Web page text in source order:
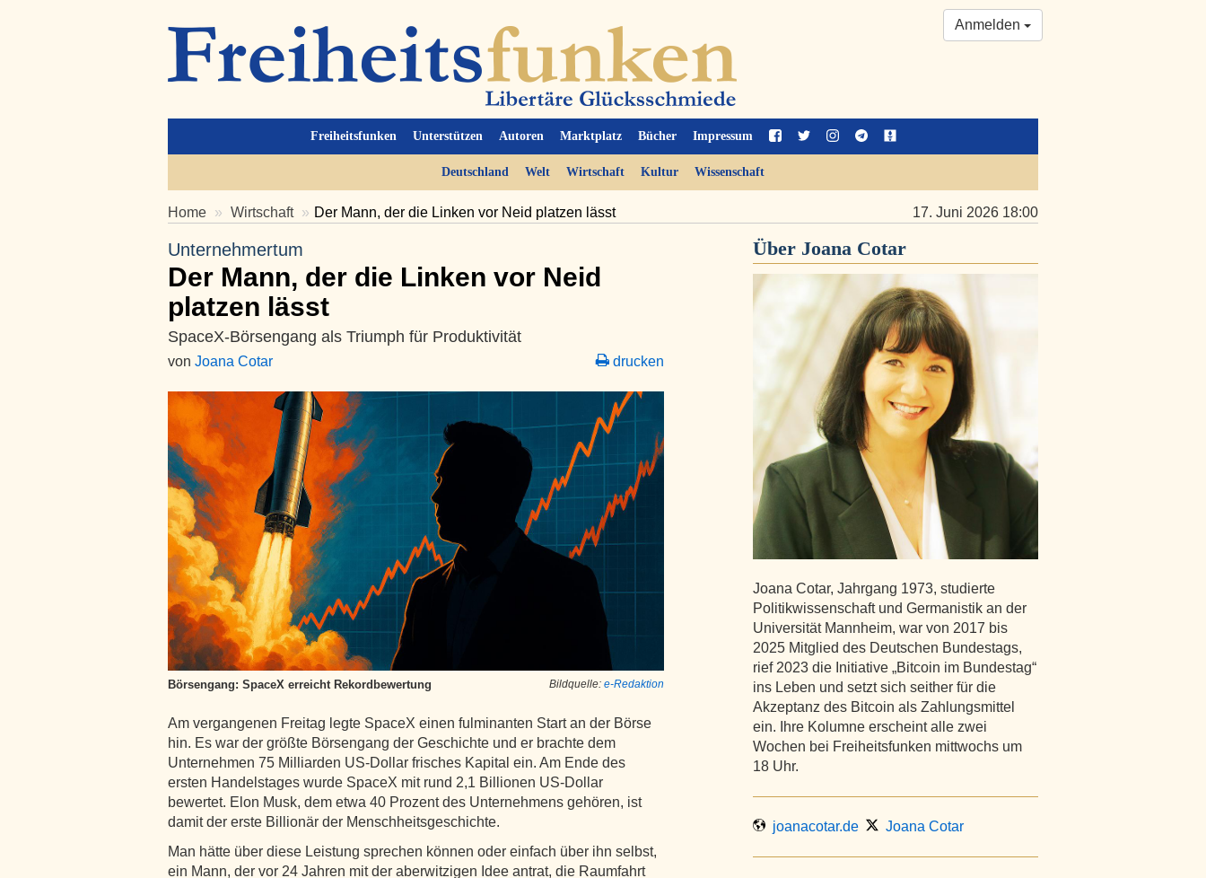
Freiheitsfunken Unterstützen Autoren Marktplatz Bücher Impressum
Anmelden
Deutschland Welt Wirtschaft Kultur Wissenschaft
Home Wirtschaft Der Mann, der die Linken vor Neid platzen lässt 17. Juni 2026 18:00
Unternehmertum
Der Mann, der die Linken vor Neid
platzen lässt
SpaceX-Börsengang als Triumph für Produktivität
von Joana Cotar drucken
Bildquelle:e-Redaktion
Börsengang: SpaceX erreicht Rekordbewertung
Am vergangenen Freitag legte SpaceX einen fulminanten Start an der Börse
hin. Es war der größte Börsengang der Geschichte und er brachte dem
Unternehmen 75 Milliarden US-Dollar frisches Kapital ein. Am Ende des
ersten Handelstages wurde SpaceX mit rund 2,1 Billionen US-Dollar
bewertet. Elon Musk, dem etwa 40 Prozent des Unternehmens gehören, ist
damit der erste Billionär der Menschheitsgeschichte.
Man hätte über diese Leistung sprechen können oder einfach über ihn selbst,
ein Mann, der vor 24 Jahren mit der aberwitzigen Idee antrat, die Raumfahrt
Über Joana Cotar
Joana Cotar, Jahrgang 1973, studierte
Politikwissenschaft und Germanistik an der
Universität Mannheim, war von 2017 bis
2025 Mitglied des Deutschen Bundestags,
rief 2023 die Initiative „Bitcoin im Bundestag“
ins Leben und setzt sich seither für die
Akzeptanz des Bitcoin als Zahlungsmittel
ein. Ihre Kolumne erscheint alle zwei
Wochen bei Freiheitsfunken mittwochs um
18 Uhr.
joanacotar.de Joana Cotar